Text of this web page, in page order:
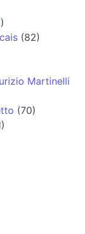
(82)
Martinelli
(70)